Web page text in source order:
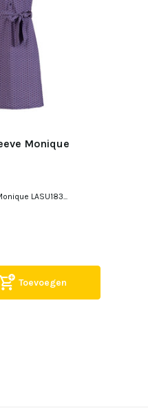
Monique
LASU183...
Toevoegen